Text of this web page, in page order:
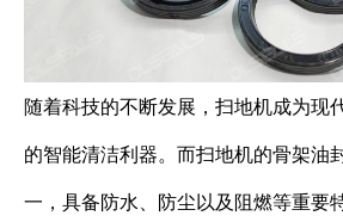
随着科技的不断发展，扫地机成为现
的智能清洁利器。而扫地机的骨架油
一，具备防水、防尘以及阻燃等重要